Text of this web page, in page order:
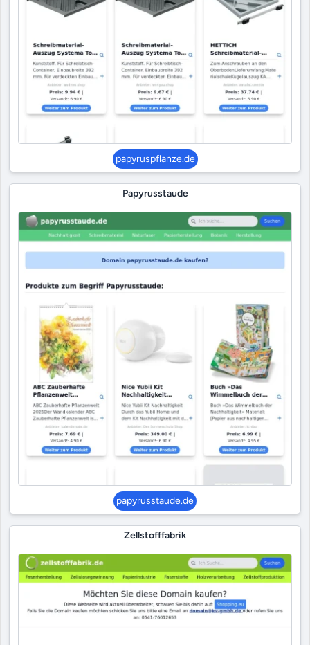
papyruspflanze.de
Papyrusstaude
papyrusstaude.de
Zellstofffabrik